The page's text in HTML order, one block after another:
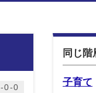
0-0
同じ階
子育て